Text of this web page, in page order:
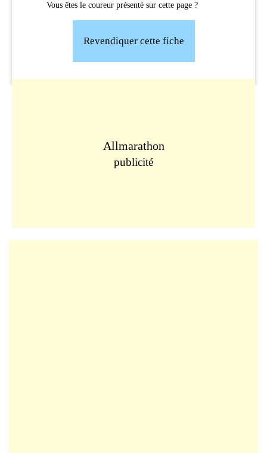
Vous êtes le coureur présenté sur cette page ?
Revendiquer cette fiche
Allmarathon
publicité